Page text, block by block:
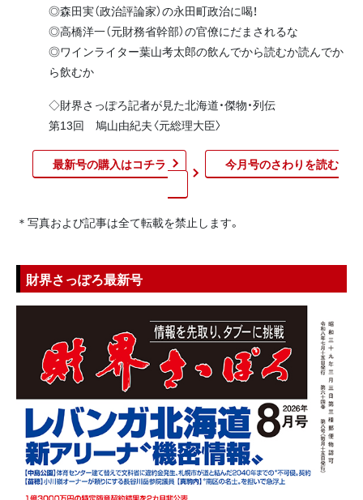
◎森田実（政治評論家）の永田町政治に喝！
◎高橋洋一（元財務省幹部）の官僚にだまされるな
◎ワインライター葉山考太郎の飲んでから読むか読んでか
ら飲むか
◇財界さっぽろ記者が見た北海道・傑物・列伝
第13回 鳩山由紀夫〈元総理大臣〉
最新号の購入はコチラ 今月号のさわりを読む​
＊写真および記事は全て転載を禁止します。
財界さっぽろ最新号